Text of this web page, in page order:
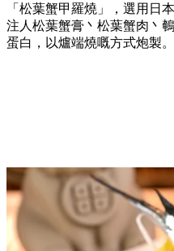
「松葉蟹甲羅燒」，選用日
注人松葉蟹膏丶松葉蟹肉丶
蛋白，以爐端燒嘅方式炮製。